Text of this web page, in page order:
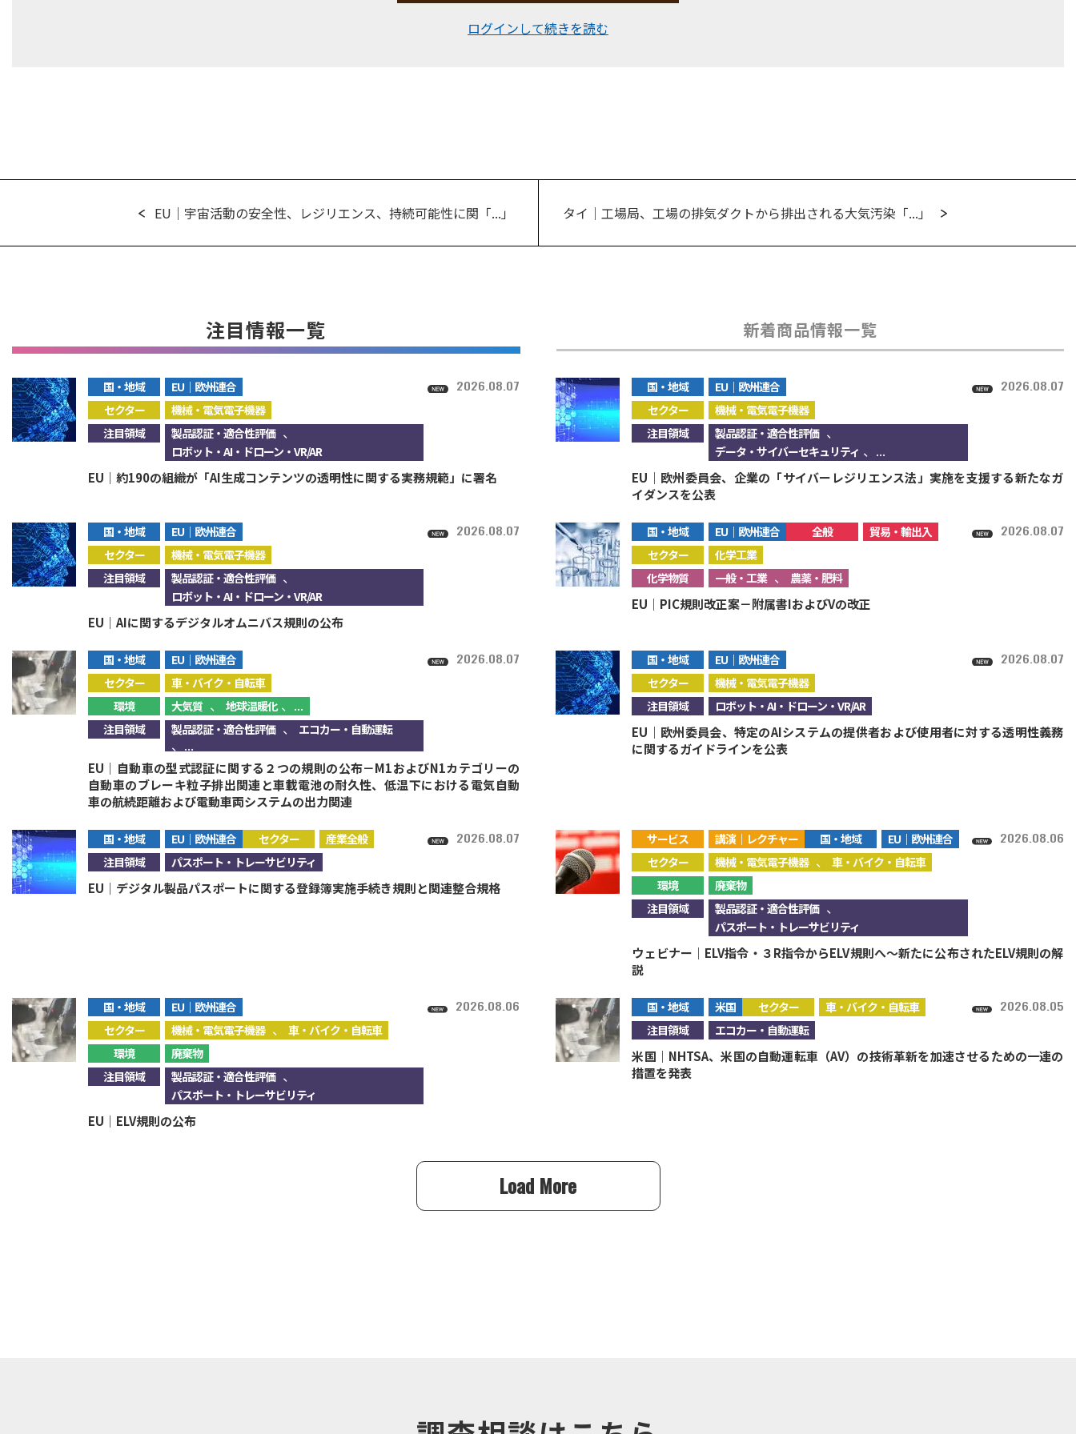
ログインして続きを読む
EU｜宇宙活動の安全性、レジリエンス、持続可能性に関「...」 タイ｜工場局、工場の排気ダクトから排出される大気汚染「...」
注目情報一覧 新着商品情報一覧
国・地域
EU｜欧州連合
セクター
機械・電気電子機器
注目領域
製品認証・適合性評価 、
ロボット・AI・ドローン・VR/AR
2026.08.07
EU｜約190の組織が「AI生成コンテンツの透明性に関する実務規範」に署名
国・地域
EU｜欧州連合
セクター
機械・電気電子機器
注目領域
製品認証・適合性評価 、
データ・サイバーセキュリティ 、...
2026.08.07
EU｜欧州委員会、企業の「サイバーレジリエンス法」実施を支援する新たなガ
イダンスを公表
国・地域
EU｜欧州連合
セクター
機械・電気電子機器
注目領域
製品認証・適合性評価 、
ロボット・AI・ドローン・VR/AR
2026.08.07
EU｜AIに関するデジタルオムニバス規則の公布
国・地域 EU｜欧州連合 全般
貿易・輸出入
セクター
化学工業
化学物質
一般・工業 、 農薬・肥料
2026.08.07
EU｜PIC規則改正案－附属書IおよびVの改正
国・地域
EU｜欧州連合
セクター
車・バイク・自転車
環境
大気質 、 地球温暖化、...
注目領域 製品認証・適合性評価 、 エコカー・自動運転
、...
2026.08.07
EU｜自動車の型式認証に関する２つの規則の公布－M1およびN1カテゴリーの
自動車のブレーキ粒子排出関連と車載電池の耐久性、低温下における電気自動
車の航続距離および電動車両システムの出力関連
国・地域
EU｜欧州連合
セクター
機械・電気電子機器
注目領域
ロボット・AI・ドローン・VR/AR
2026.08.07
EU｜欧州委員会、特定のAIシステムの提供者および使用者に対する透明性義務
に関するガイドラインを公表
国・地域 EU｜欧州連合 セクター
産業全般
注目領域
パスポート・トレーサビリティ
2026.08.07
EU｜デジタル製品パスポートに関する登録簿実施手続き規則と関連整合規格
サービス 講演｜レクチャー 国・地域
EU｜欧州連合
セクター
機械・電気電子機器 、車・バイク・自転車
環境
廃棄物
注目領域
製品認証・適合性評価 、
パスポート・トレーサビリティ
2026.08.06
ウェビナー｜ELV指令・３R指令からELV規則へ～新たに公布されたELV規則の解
説
国・地域
EU｜欧州連合
セクター
機械・電気電子機器 、 車・バイク・自転車
環境
廃棄物
注目領域
製品認証・適合性評価 、
パスポート・トレーサビリティ
2026.08.06
EU｜ELV規則の公布
国・地域 米国 セクター
車・バイク・自転車
注目領域
エコカー・自動運転
2026.08.05
米国｜NHTSA、米国の自動運転車（AV）の技術革新を加速させるための一連の
措置を発表
Load More